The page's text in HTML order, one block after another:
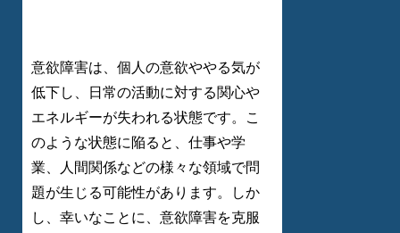
意欲障害は、個人の意欲ややる気が
低下し、日常の活動に対する関心や
エネルギーが失われる状態です。こ
のような状態に陥ると、仕事や学
業、人間関係などの様々な領域で問
題が生じる可能性があります。しか
し、幸いなことに、意欲障害を克服